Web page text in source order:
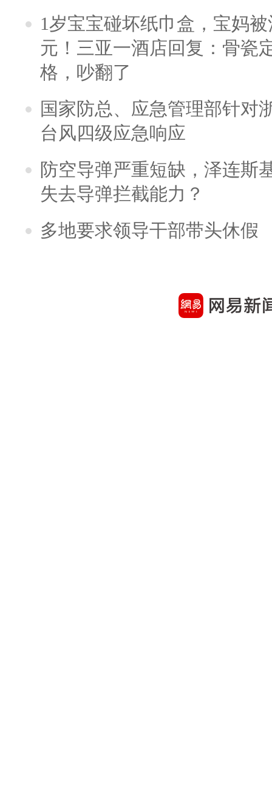
1岁宝宝碰坏纸巾盒，宝妈
元！三亚一酒店回复：骨瓷
格，吵翻了
国家防总、应急管理部针对
台风四级应急响应
防空导弹严重短缺，泽连斯
失去导弹拦截能力？
多地要求领导干部带头休假